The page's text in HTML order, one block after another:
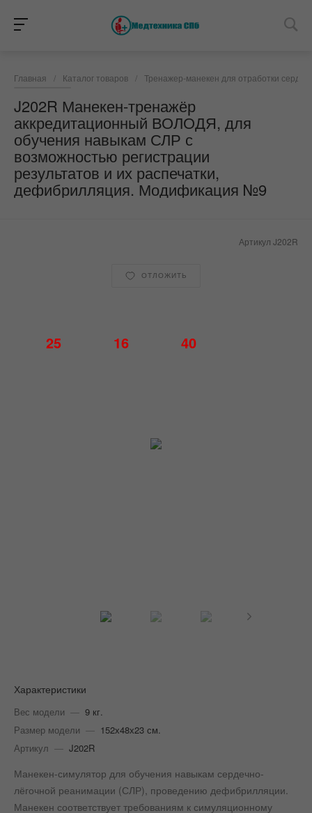
Главная / Каталог товаров / Тренажер-манекен для отработки
J202R Манекен-тренажёр
аккредитационный ВОЛОДЯ, для
обучения навыкам СЛР с
возможностью регистрации
результатов и их распечатки,
дефибрилляция. Модификация №9
Артикул J202R
ОТЛОЖИТЬ
Характеристики
Вес модели — 9 кг.
Размер модели — 152х48х23 см.
Артикул — J202R
Манекен-симулятор для обучения навыкам сердечно-
лёгочной реанимации (СЛР), проведению дефибрилляции.
Манекен соответствует требованиям к симуляционному
25 16 40